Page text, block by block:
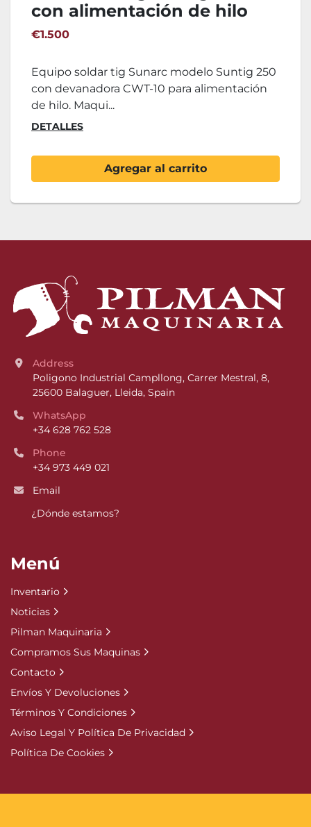
con alimentación de hilo
€1.500
Equipo soldar tig Sunarc modelo Suntig 250
con devanadora CWT-10 para alimentación
de hilo. Maqui...
DETALLES
Agregar al carrito
Address
Poligono Industrial Campllong, Carrer Mestral, 8,
25600 Balaguer, Lleida, Spain
WhatsApp
+34 628 762 528
Phone
+34 973 449 021
Email
¿Dónde estamos?
Menú
Inventario
Noticias
Pilman Maquinaria
Compramos Sus Maquinas
Contacto
Envíos Y Devoluciones
Términos Y Condiciones
Aviso Legal Y Política De Privacidad
Política De Cookies